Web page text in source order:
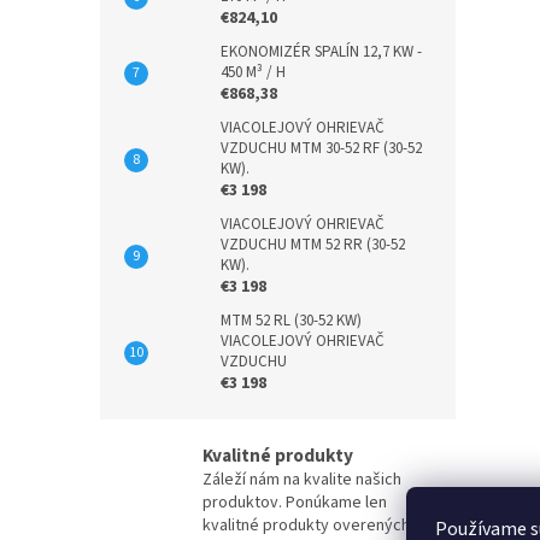
Používame
€824,10
EKONOMIZÉR SPALÍN 12,7 KW -
450 M³ / H
€868,38
VIACOLEJOVÝ OHRIEVAČ
VZDUCHU MTM 30-52 RF (30-52
KW).
€3 198
VIACOLEJOVÝ OHRIEVAČ
VZDUCHU MTM 52 RR (30-52
KW).
€3 198
MTM 52 RL (30-52 KW)
VIACOLEJOVÝ OHRIEVAČ
VZDUCHU
€3 198
Kvalitné produkty
Záleží nám na kvalite našich
produktov. Ponúkame len
kvalitné produkty overených